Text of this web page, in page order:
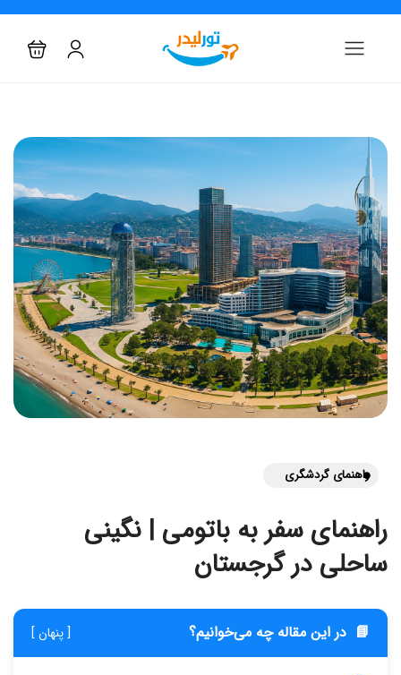
راهنمای گردشگری
راهنمای سفر به باتومی | نگینی
ساحلی در گرجستان
📘 در این مقاله چه می‌خوانیم؟ [ پنهان ]